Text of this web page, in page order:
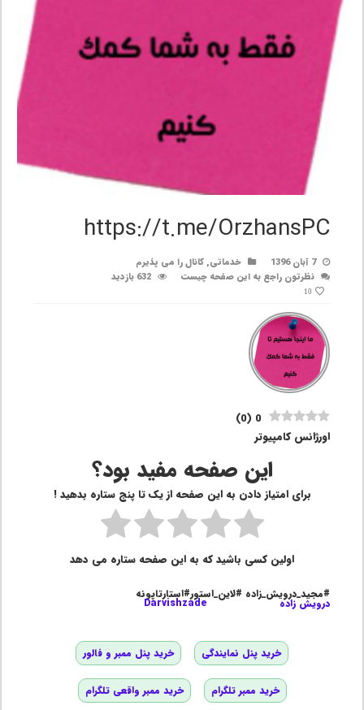
https://t.me/OrzhansPC
7 آبان 1396 خدماتی,کانال را می پذیرم
نظرتون راجع به این صفحه چیست
632 بازدید
10
0
(
0
)
اورژانس کامپیوتر
این صفحه مفید بود؟
برای امتیاز دادن به این صفحه از یک تا پنج ستاره بدهید !
اولین کسی باشید که به این صفحه ستاره می دهد
#مجید_درویش_زاده #لاین_استور#استارتاپونه
درویش زاده Darvishzade
خرید پنل نمایندگی خرید پنل ممبر و فالور
خرید ممبر تلگرام خرید ممبر واقعی تلگرام